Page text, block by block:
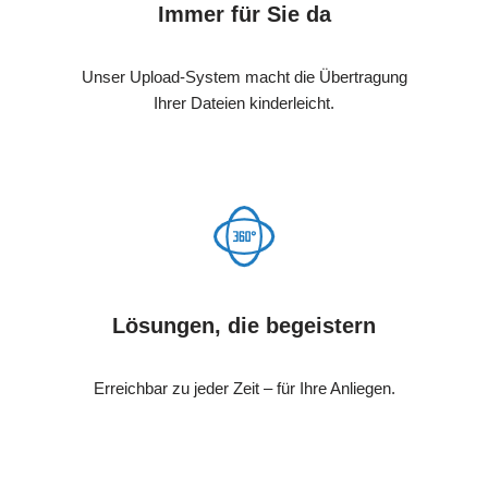
Immer für Sie da
Unser Upload-System macht die Übertragung
Ihrer Dateien kinderleicht.
Lösungen, die begeistern
Erreichbar zu jeder Zeit – für Ihre Anliegen.